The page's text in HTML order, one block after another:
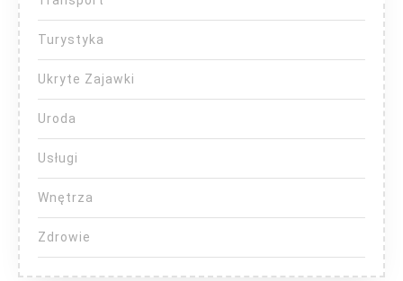
Turystyka
Ukryte Zajawki
Uroda
Usługi
Wnętrza
Zdrowie